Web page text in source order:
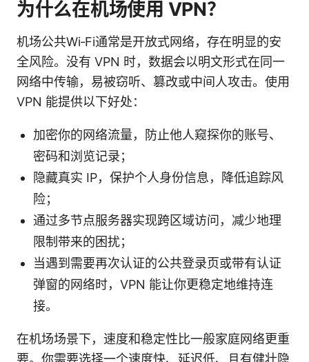
为什么在机场使用 VPN？
机场公共Wi‑Fi通常是开放式网络，存在明显的安
全风险。没有 VPN 时，数据会以明文形式在同一
网络中传输，易被窃听、篡改或中间人攻击。使用
VPN 能提供以下好处：
加密你的网络流量，防止他人窥探你的账号、
密码和浏览记录；
隐藏真实 IP，保护个人身份信息，降低追踪风
险；
通过多节点服务器实现跨区域访问，减少地理
限制带来的困扰；
当遇到需要再次认证的公共登录页或带有认证
弹窗的网络时，VPN 能让你更稳定地维持连
接。
在机场场景下，速度和稳定性比一般家庭网络更重
要。你需要选择一个速度快、延迟低、且有健壮隐